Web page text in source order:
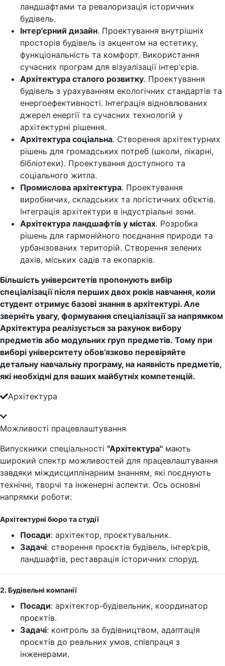
ландшафтами та ревалоризація історичних
будівель.
Інтер'єрний дизайн. Проектування внутрішніх
просторів будівель із акцентом на естетику,
функціональність та комфорт. Використання
сучасних програм для візуалізації інтер'єрів.
Архітектура сталого розвитку. Проектування
будівель з урахуванням екологічних стандартів та
енергоефективності. Інтеграція відновлюваних
джерел енергії та сучасних технологій у
архітектурні рішення.
Архітектура соціальна. Створення архітектурних
рішень для громадських потреб (школи, лікарні,
бібліотеки). Проектування доступного та
соціального житла.
Промислова архітектура. Проектування
виробничих, складських та логістичних об’єктів.
Інтеграція архітектури в індустріальні зони.
Архітектура ландшафтів у містах. Розробка
рішень для гармонійного поєднання природи та
урбанізованих територій. Створення зелених
дахів, міських садів та екопарків.
Більшість університетів пропонують вибір
спеціалізації після перших двох років навчання, коли
студент отримує базові знання в архітектурі. Але
зверніть увагу, формування спеціалізації за напрямком
Архітектура реалізується за рахунок вибору
предметів або модульних груп предметів. Тому при
виборі університету обов’язково перевіряйте
детальну навчальну програму, на наявність предметів,
які необхідні для ваших майбутніх компетенцій.
Архітектура
Можливості працевлаштування
Випускники спеціальності "Архітектура" мають
широкий спектр можливостей для працевлаштування
завдяки міждисциплінарним знанням, які поєднують
технічні, творчі та інженерні аспекти. Ось основні
напрямки роботи:
Архітектурні бюро та студії
Посади: архітектор, проєктувальник.
Задачі: створення проєктів будівель, інтер’єрів,
ландшафтів, реставрація історичних споруд.
2. Будівельні компанії
Посади: архітектор-будівельник, координатор
проєктів.
Задачі: контроль за будівництвом, адаптація
проєктів до реальних умов, співпраця з
інженерами.